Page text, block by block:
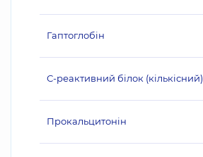
Гаптоглобін
С-реактивний білок (кількісний)
Прокальцитонін